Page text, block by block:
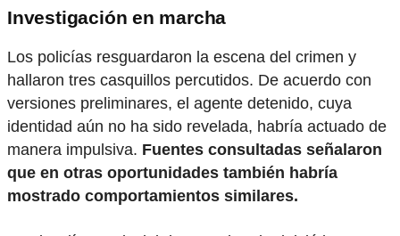
Investigación en marcha
Los policías resguardaron la escena del crimen y
hallaron tres casquillos percutidos. De acuerdo con
versiones preliminares, el agente detenido, cuya
identidad aún no ha sido revelada, habría actuado de
manera impulsiva. Fuentes consultadas señalaron
que en otras oportunidades también habría
mostrado comportamientos similares.